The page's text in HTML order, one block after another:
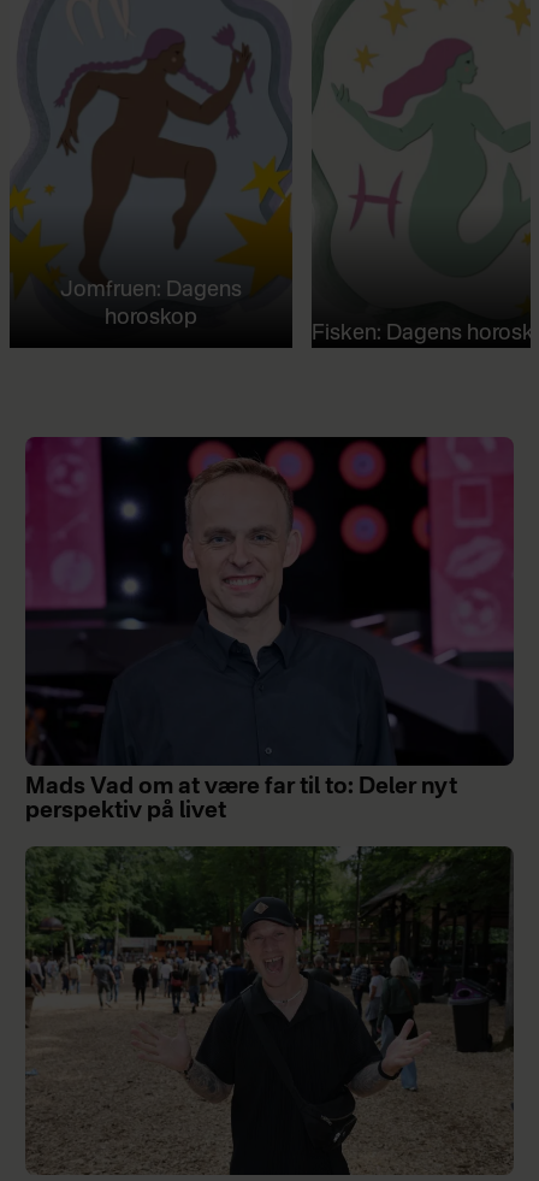
Jomfruen: Dagens
horoskop
Fisken: Dagens
Mads Vad om at være far til to: Deler nyt
perspektiv på livet